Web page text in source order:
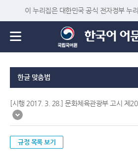
이 누리집은 대한민국 공식 전자정부 누
한글 맞춤법
[시행 2017. 3. 28.] 문화체육관광부 고시 제
규정 목록 보기